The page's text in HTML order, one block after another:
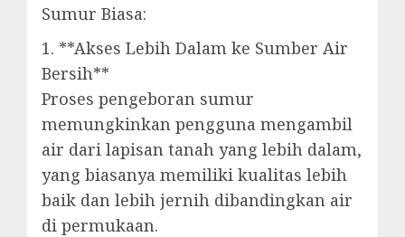
Sumur Biasa:
1. **Akses Lebih Dalam ke Sumber Air
Bersih**
Proses pengeboran sumur
memungkinkan pengguna mengambil
air dari lapisan tanah yang lebih dalam,
yang biasanya memiliki kualitas lebih
baik dan lebih jernih dibandingkan air
di permukaan.